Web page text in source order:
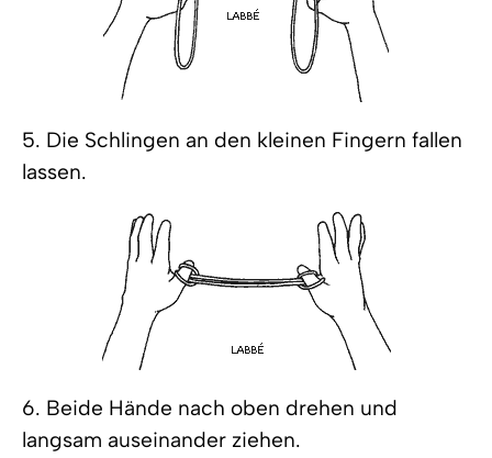
5. Die Schlingen an den kleinen Fingern fallen
lassen.
6. Beide Hände nach oben drehen und
langsam auseinander ziehen.